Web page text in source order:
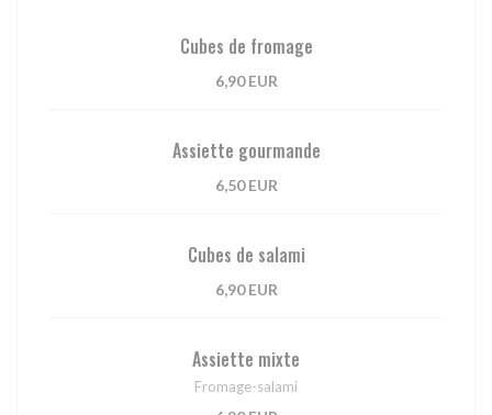
Cubes de fromage
6,90 EUR
Assiette gourmande
6,50 EUR
Cubes de salami
6,90 EUR
Assiette mixte
Fromage-salami